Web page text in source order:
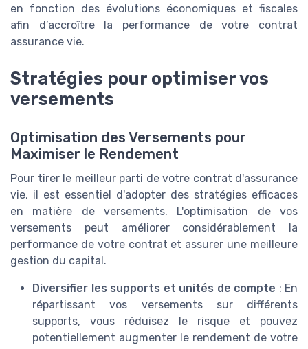
en fonction des évolutions économiques et fiscales
afin d’accroître la performance de votre contrat
assurance vie.
Stratégies pour optimiser vos
versements
Optimisation des Versements pour
Maximiser le Rendement
Pour tirer le meilleur parti de votre contrat d'assurance
vie, il est essentiel d'adopter des stratégies efficaces
en matière de versements. L'optimisation de vos
versements peut améliorer considérablement la
performance de votre contrat et assurer une meilleure
gestion du capital.
Diversifier les supports et unités de compte : En
répartissant vos versements sur différents
supports, vous réduisez le risque et pouvez
potentiellement augmenter le rendement de votre